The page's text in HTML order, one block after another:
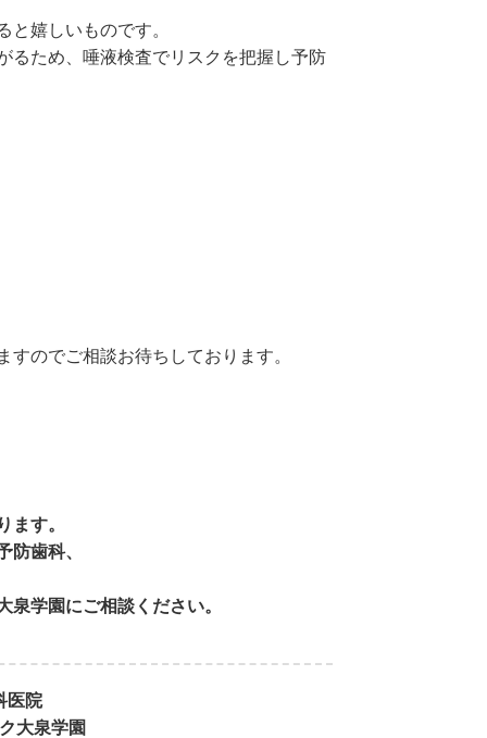
嬉しいものです。
るため、唾液検査でリスクを把握し予防
のでご相談お待ちしております。
ます。
防歯科、
学園にご相談ください。
医院
大泉学園